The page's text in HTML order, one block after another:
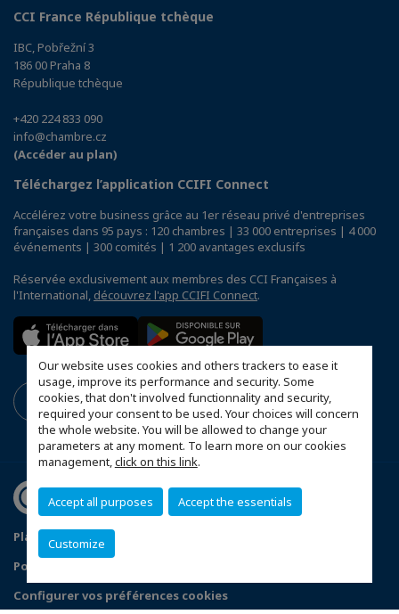
Our website uses cookies and others trackers to ease it
usage, improve its performance and security. Some
cookies, that don't involved functionnality and security,
required your consent to be used. Your choices will concern
the whole website. You will be allowed to change your
parameters at any moment. To learn more on our cookies
management,click on this link.
Accept all purposes Accept the essentials
Customize
CCI France République tchèque
IBC, Pobřežní 3
186 00 Praha 8
République tchèque
+420 224 833 090
info@chambre.cz
(Accéder au plan)
Téléchargez l’application CCIFI Connect
Accélérez votre business grâce au 1er réseau privé d'entreprises
françaises dans 95 pays : 120 chambres | 33 000 entreprises | 4 000
événements | 300 comités | 1 200 avantages exclusifs
Réservée exclusivement aux membres des CCI Françaises à
l'International, découvrez l'app CCIFI Connect.
Plan du site Statuts de la CCFT
Politique de confidentialité
Configurer vos préférences cookies